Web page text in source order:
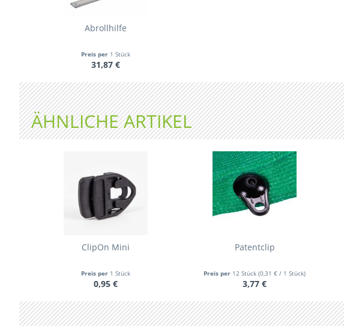
Abrollhilfe
Preis per 1 Stück
31,87 €
ÄHNLICHE ARTIKEL
ClipOn Mini
Preis per 1 Stück
0,95 €
Patentclip
Preis per 12 Stück (0,31 € / 1 Stück)
3,77 €